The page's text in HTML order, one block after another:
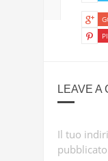
LEAVE A
Il tuo